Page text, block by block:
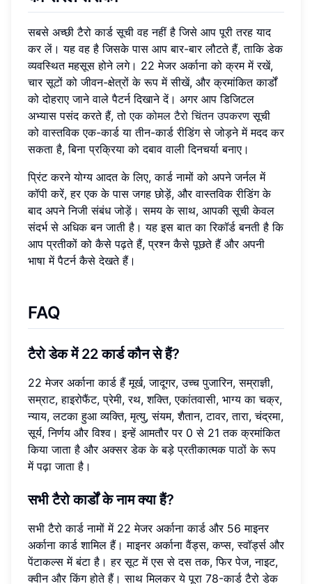
सबसे अच्छी टैरो कार्ड सूची वह नहीं है जिसे आप पूरी तरह याद
कर लें। यह वह है जिसके पास आप बार-बार लौटते हैं, ताकि डेक
व्यवस्थित महसूस होने लगे। 22 मेजर अर्काना को क्रम में रखें,
चार सूटों को जीवन-क्षेत्रों के रूप में सीखें, और क्रमांकित कार्डों
को दोहराए जाने वाले पैटर्न दिखाने दें। अगर आप डिजिटल
अभ्यास पसंद करते हैं, तोएक कोमल टैरो चिंतन उपकरण सूची
को वास्तविक एक-कार्ड या तीन-कार्ड रीडिंग से जोड़ने में मदद कर
सकता है, बिना प्रक्रिया को दबाव वाली दिनचर्या बनाए।
प्रिंट करने योग्य आदत के लिए, कार्ड नामों को अपने जर्नल में
कॉपी करें, हर एक के पास जगह छोड़ें, और वास्तविक रीडिंग के
बाद अपने निजी संबंध जोड़ें। समय के साथ, आपकी सूची केवल
संदर्भ से अधिक बन जाती है। यह इस बात का रिकॉर्ड बनती है कि
आप प्रतीकों को कैसे पढ़ते हैं, प्रश्न कैसे पूछते हैं और अपनी
भाषा में पैटर्न कैसे देखते हैं।
FAQ
टैरो डेक में 22 कार्ड कौन से हैं?
22 मेजर अर्काना कार्ड हैं मूर्ख, जादूगर, उच्च पुजारिन, सम्राज्ञी,
सम्राट, हाइरोफैंट, प्रेमी, रथ, शक्ति, एकांतवासी, भाग्य का चक्र,
न्याय, लटका हुआ व्यक्ति, मृत्यु, संयम, शैतान, टावर, तारा, चंद्रमा,
सूर्य, निर्णय और विश्व। इन्हें आमतौर पर 0 से 21 तक क्रमांकित
किया जाता है और अक्सर डेक के बड़े प्रतीकात्मक पाठों के रूप
में पढ़ा जाता है।
सभी टैरो कार्डों के नाम क्या हैं?
सभी टैरो कार्ड नामों में 22 मेजर अर्काना कार्ड और 56 माइनर
अर्काना कार्ड शामिल हैं। माइनर अर्काना वैंड्स, कप्स, स्वॉर्ड्स और
पेंटाकल्स में बंटा है। हर सूट में एस से दस तक, फिर पेज, नाइट,
क्वीन और किंग होते हैं। साथ मिलकर ये पूरा 78-कार्ड टैरो डेक